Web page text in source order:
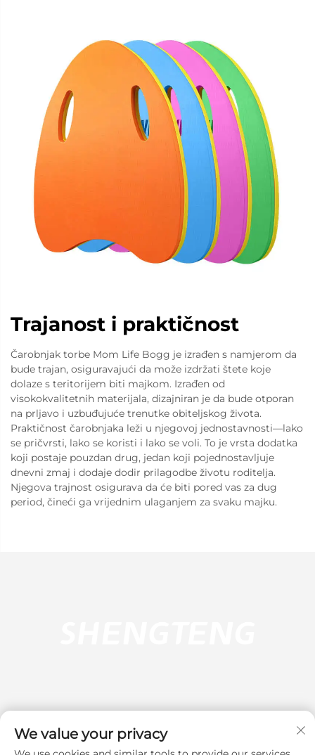
Trajanost i praktičnost
Čarobnjak torbe Mom Life Bogg je izrađen s namjerom da
bude trajan, osiguravajući da može izdržati štete koje
dolaze s teritorijem biti majkom. Izrađen od
visokokvalitetnih materijala, dizajniran je da bude otporan
na prljavo i uzbuđujuće trenutke obiteljskog života.
Praktičnost čarobnjaka leži u njegovoj jednostavnosti—lako
se pričvrsti, lako se koristi i lako se voli. To je vrsta dodatka
koji postaje pouzdan drug, jedan koji pojednostavljuje
dnevni zmaj i dodaje dodir prilagodbe životu roditelja.
Njegova trajnost osigurava da će biti pored vas za dug
period, čineći ga vrijednim ulaganjem za svaku majku.
We value your privacy